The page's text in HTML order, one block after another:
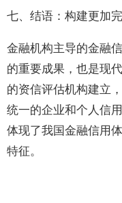
七、结语：构建更加
金融机构主导的金融
的重要成果，也是现
的资信评估机构建立
统一的企业和个人信
体现了我国金融信用
特征。